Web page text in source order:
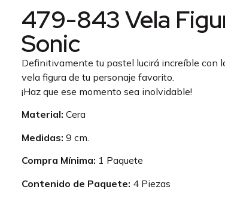
479-843 Vela
Sonic
Definitivamente tu pastel lucirá increíble con
vela figura de tu personaje favorito.
¡Haz que ese momento sea inolvidable!
Material: Cera
Medidas: 9 cm.
Compra Mínima: 1 Paquete
Contenido de Paquete: 4 Piezas